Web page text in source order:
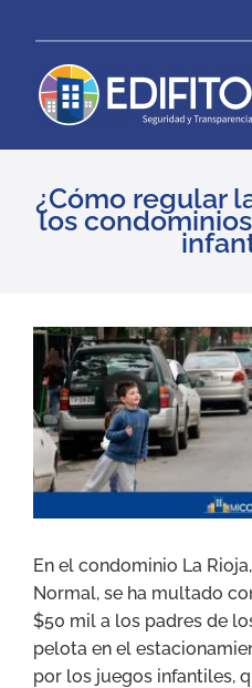
content
Blog
Prensa
Contáctanos
¿Cómo regular
los
View
Larger
Image
En el condominio La
Normal, se ha multado
$50 mil a los padres de
pelota en el
por los juegos infantiles,